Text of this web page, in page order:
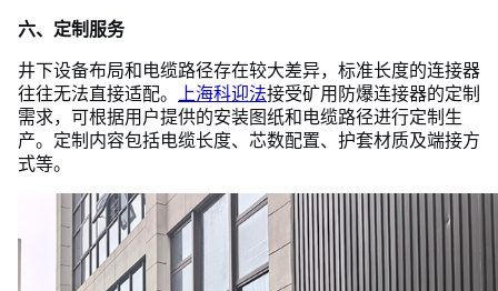
六、定制服务
井下设备布局和电缆路径存在较大差异，标准长度的连接器
往往无法直接适配。 上海科迎法接受矿用防爆连接器的定制
需求，可根据用户提供的安装图纸和电缆路径进行定制生
产。定制内容包括电缆长度、芯数配置、护套材质及端接方
式等。